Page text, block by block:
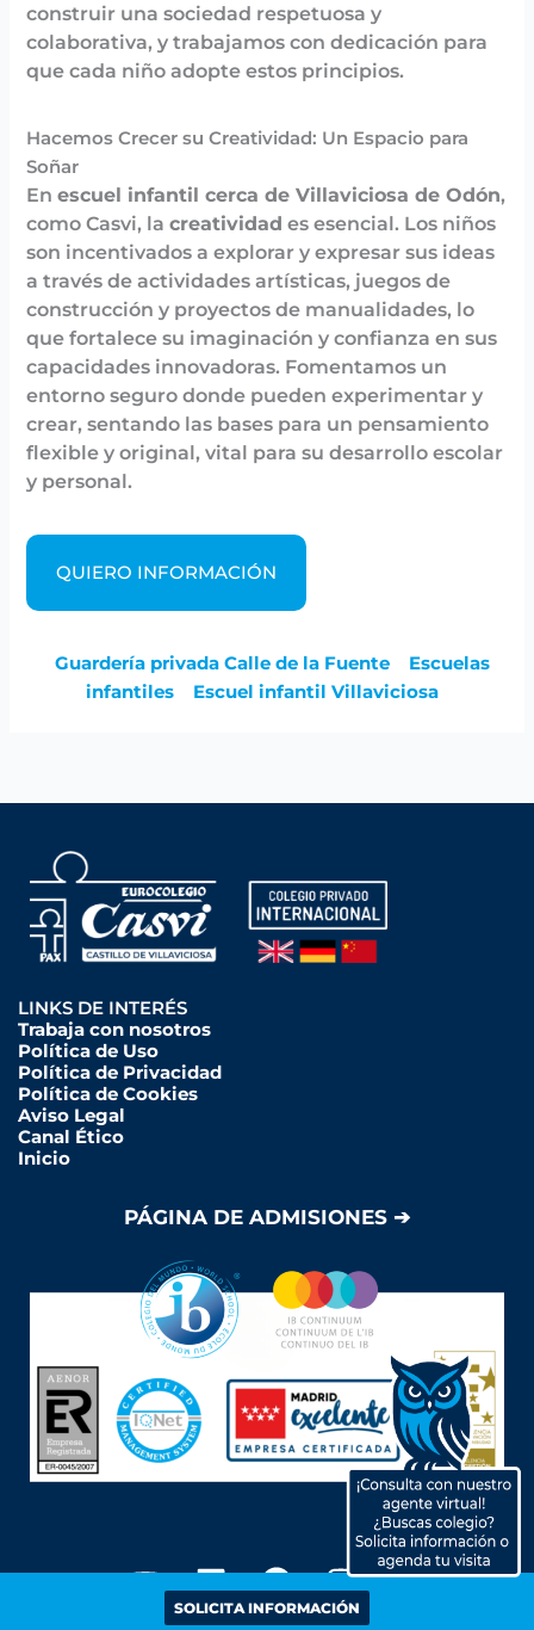
SOLICITA INFORMACIÓN
construir una sociedad respetuosa y
colaborativa, y trabajamos con dedicación para
que cada niño adopte estos principios.
Hacemos Crecer su Creatividad: Un Espacio para
Soñar
Enescuel infantil cerca de Villaviciosa de Odón,
como Casvi, lacreatividad es esencial. Los niños
son incentivados a explorar y expresar sus ideas
a través de actividades artísticas, juegos de
construcción y proyectos de manualidades, lo
que fortalece su imaginación y confianza en sus
capacidades innovadoras. Fomentamos un
entorno seguro donde pueden experimentar y
crear, sentando las bases para un pensamiento
flexible y original, vital para su desarrollo escolar
y personal.
QUIERO INFORMACIÓN
Guardería privada Calle de la Fuente
Escuelas
infantiles
Escuel infantil Villaviciosa
LINKS DE INTERÉS
Trabaja con nosotros
Política de Uso
Política de Privacidad
Política de Cookies
Aviso Legal
Canal Ético
Inicio
PÁGINA DE ADMISIONES ➔
Y
L
i
F
a
I
n